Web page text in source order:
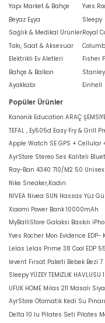
Yapı Market & Bahçe
Beyaz Eşya
Sağlık & Medikal Ürünler
Takı, Saat & Aksesuar
Elektrikli Ev Aletleri
Bahçe & Balkon
Ayakkabı
Yves
Sleepy
Royal
Fisher
Stanley
Einhell
Popüler Ürünler
Kanonik Education ARAÇ
TEFAL , Ey505d Easy Fry & Grill
Apple Watch SE GPS + Cellular
AyrStore Stereo Ses Kaliteli
Ray-Ban 4340 710/M2 50
Nike Sneaker,Kadın
NIVEA Nivea SUN Hassas Yüz
Xiaomi Power Bank 10000mAh
MyBalliStore Galaksi Baskılı
Yves Rocher Mon Evidence EDP-
Lelas Lelas Prime 38 Cool EDP
levent Fırsat Paketi Bebek Bezi
Sleepy YÜZEY TEMİZLİK HAVLUSU
UFUK HOME Milas 211 Masalı
AyrStore Otomatik Kedi Su
Delta 10 lu Pilates Seti Pilates